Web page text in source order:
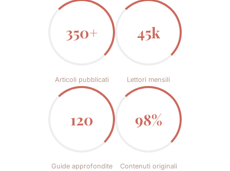
350+
Articoli pubblicati
45k
Lettori mensili
120
Guide approfondite
98%
Contenuti originali